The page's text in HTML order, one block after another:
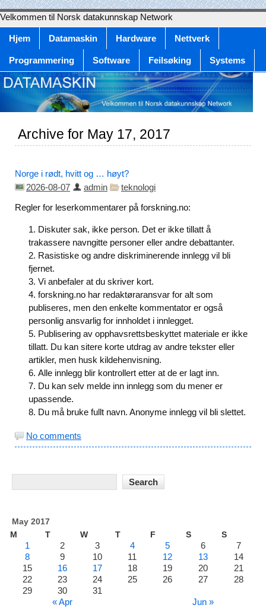
Velkommen til Norsk datakunnskap Network
Hjem Datamaskin Hardware Nettverk
Programmering Software Feilsøking Systems
Archive for May 17, 2017
Norge i rødt, hvitt og … høyt?
2026-08-07
admin
teknologi
Regler for leserkommentarer på forskning.no:
Diskuter sak, ikke person. Det er ikke tillatt å
trakassere navngitte personer eller andre debattanter.
Rasistiske og andre diskriminerende innlegg vil bli
fjernet.
Vi anbefaler at du skriver kort.
forskning.no har redaktøraransvar for alt som
publiseres, men den enkelte kommentator er også
personlig ansvarlig for innholdet i innlegget.
Publisering av opphavsrettsbeskyttet materiale er ikke
tillatt. Du kan sitere korte utdrag av andre tekster eller
artikler, men husk kildehenvisning.
Alle innlegg blir kontrollert etter at de er lagt inn.
Du kan selv melde inn innlegg som du mener er
upassende.
Du må bruke fullt navn. Anonyme innlegg vil bli slettet.
No comments
May 2017
M
T W T F S S
« Apr Jun »
1 2 3 4 5 6
7
8
9 10 11 12 13
14
15
16 17 18 19 20
21
22
23 24 25 26 27
28
29
30 31